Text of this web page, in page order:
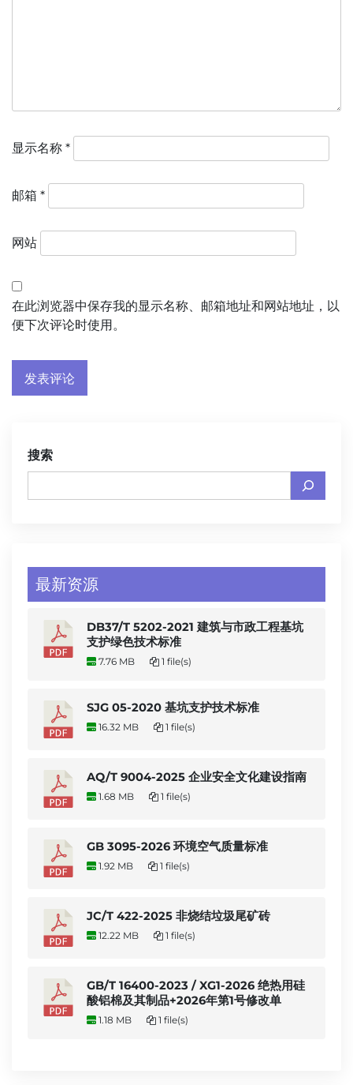
显示名称 *
邮箱 *
网站
在此浏览器中保存我的显示名称、邮箱地址和网站地址，以
便下次评论时使用。
搜索
最新资源
DB37/T 5202-2021 建筑与市政工程基坑
支护绿色技术标准
7.76 MB 1 file(s)
SJG 05-2020 基坑支护技术标准
16.32 MB 1 file(s)
AQ/T 9004-2025 企业安全文化建设指南
1.68 MB 1 file(s)
GB 3095-2026 环境空气质量标准
1.92 MB 1 file(s)
JC/T 422-2025 非烧结垃圾尾矿砖
12.22 MB 1 file(s)
GB/T 16400-2023 / XG1-2026 绝热用硅
酸铝棉及其制品+2026年第1号修改单
1.18 MB 1 file(s)